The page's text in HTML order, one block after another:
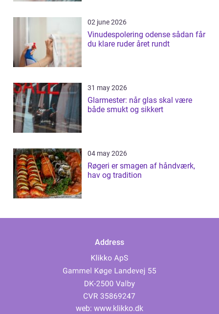
02 june 2026
Vinudespolering odense sådan får
du klare ruder året rundt
31 may 2026
Glarmester: når glas skal være
både smukt og sikkert
04 may 2026
Røgeri er smagen af håndværk,
hav og tradition
Address
web: www.klikko.dk